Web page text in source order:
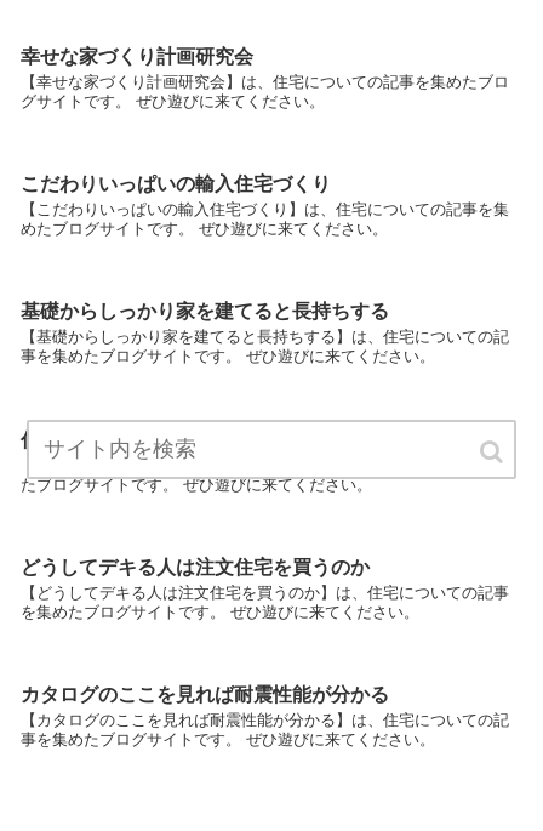
幸せな家づくり計画研究会
【幸せな家づくり計画研究会】は、住宅についての記事を集めたブロ
グサイトです。 ぜひ遊びに来てください。
こだわりいっぱいの輸入住宅づくり
【こだわりいっぱいの輸入住宅づくり】は、住宅についての記事を集
めたブログサイトです。 ぜひ遊びに来てください。
基礎からしっかり家を建てると長持ちする
【基礎からしっかり家を建てると長持ちする】は、住宅についての記
事を集めたブログサイトです。 ぜひ遊びに来てください。
住まいマニアの住宅独り言ブログ
【住まいマニアの住宅独り言ブログ】は、住宅についての記事を集め
たブログサイトです。 ぜひ遊びに来てください。
どうしてデキる人は注文住宅を買うのか
【どうしてデキる人は注文住宅を買うのか】は、住宅についての記事
を集めたブログサイトです。 ぜひ遊びに来てください。
カタログのここを見れば耐震性能が分かる
【カタログのここを見れば耐震性能が分かる】は、住宅についての記
事を集めたブログサイトです。 ぜひ遊びに来てください。